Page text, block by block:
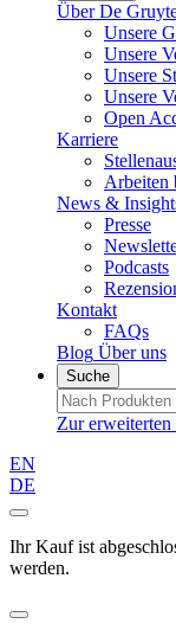
Über De
Unsere
Unsere
Unsere
Unsere
Open
Karriere
Arbeiten
News &
Presse
Podcasts
Kontakt
FAQs
Blog Über uns
Suche
Zur erweiterten
EN
DE
Ihr Kauf ist
werden.